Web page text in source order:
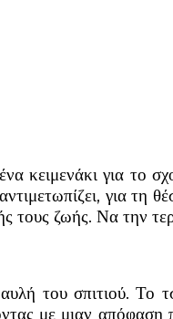
κειμενάκι για το
για τη
τους ζωής. Να την
του σπιτιού. Το
με μιαν